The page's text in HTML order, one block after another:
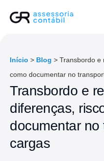
Início > Blog > Transbordo e
como documentar no
Transbordo e
diferenças,
documentar no
cargas